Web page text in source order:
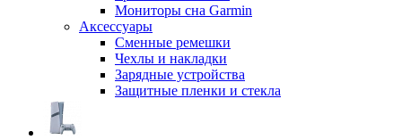
Мониторы сна Garmin
Аксессуары
Сменные ремешки
Чехлы и накладки
Зарядные устройства
Защитные пленки и стекла